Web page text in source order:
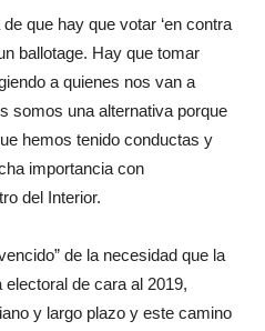
que hay que votar ‘en contra
ballotage. Hay que tomar
a quienes nos van a
somos una alternativa porque
hemos tenido conductas y
importancia con
del Interior.
de la necesidad que la
de cara al 2019,
y largo plazo y este camino